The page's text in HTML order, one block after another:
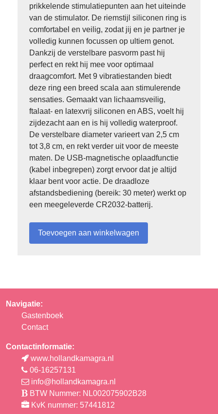
prikkelende stimulatiepunten aan het uiteinde
van de stimulator. De riemstijl siliconen ring is
comfortabel en veilig, zodat jij en je partner je
volledig kunnen focussen op ultiem genot.
Dankzij de verstelbare pasvorm past hij
perfect en rekt hij mee voor optimaal
draagcomfort. Met 9 vibratiestanden biedt
deze ring een breed scala aan stimulerende
sensaties. Gemaakt van lichaamsveilig,
ftalaat- en latexvrij siliconen en ABS, voelt hij
zijdezacht aan en is hij volledig waterproof.
De verstelbare diameter varieert van 2,5 cm
tot 3,8 cm, en rekt verder uit voor de meeste
maten. De USB-magnetische oplaadfunctie
(kabel inbegrepen) zorgt ervoor dat je altijd
klaar bent voor actie. De draadloze
afstandsbediening (bereik: 30 meter) werkt op
een meegeleverde CR2032-batterij.
Navigatie:
Gastenboek
Contact
Contactinformatie:
www.hollandkamagra.nl
06-16257131
info@hollandkamagra.nl
BTW Nummer: NL002075902B28
KvK nummer: 57441812